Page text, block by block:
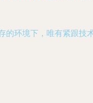
环境下，唯有紧跟技